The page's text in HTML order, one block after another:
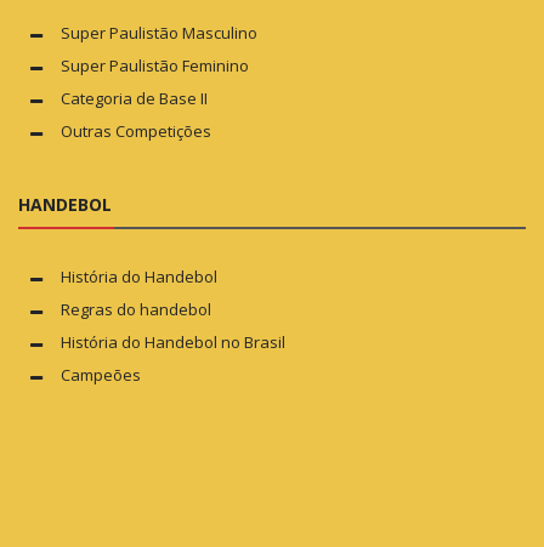
Super Paulistão Masculino
Super Paulistão Feminino
Categoria de Base II
Outras Competições
HANDEBOL
História do Handebol
Regras do handebol
História do Handebol no Brasil
Campeões